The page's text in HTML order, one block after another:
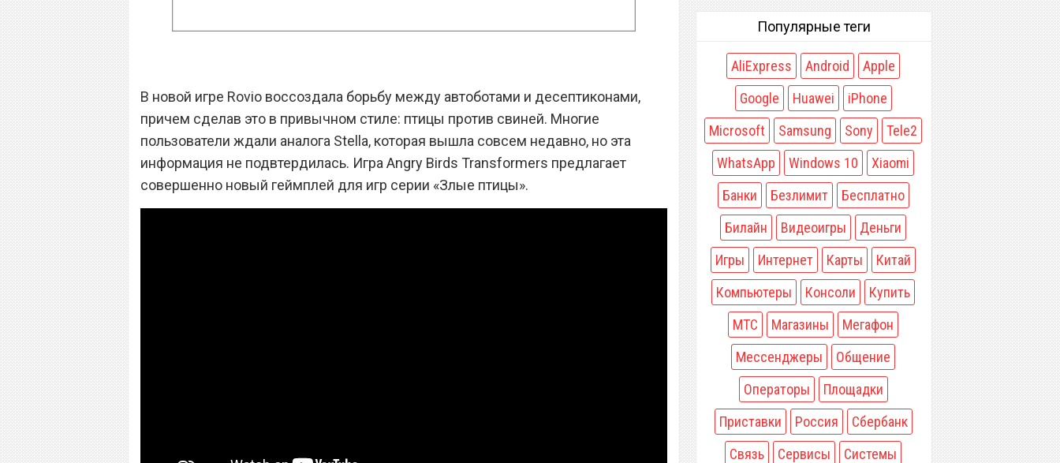
В новой игре Rovio воссоздала борьбу между автоботами и десептиконами,
причем сделав это в привычном стиле: птицы против свиней. Многие
пользователи ждали аналога Stella, которая вышла совсем недавно, но эта
информация не подвтердилась. Игра Angry Birds Transformers предлагает
совершенно новый геймплей для игр серии «Злые птицы».
Популярные теги
AliExpress Android
Apple
Google
Huawei
iPhone
Microsoft
Samsung Sony
Tele2
WhatsApp
Windows 10
Xiaomi
Банки
Безлимит
Бесплатно
Билайн
Видеоигры
Деньги
Игры
Интернет Карты
Китай
Компьютеры
Консоли
Купить
МТС
Магазины
Мегафон
Мессенджеры
Общение
Операторы
Площадки
Приставки
Россия
Сбербанк
Связь
Сервисы
Системы